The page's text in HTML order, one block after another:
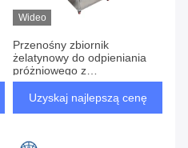
Wideo
Przenośny zbiornik
żelatynowy do odpieniania
próżniowego z
bezhałasowymi kołnierzami
do zastosowań
Uzyskaj najlepszą cenę